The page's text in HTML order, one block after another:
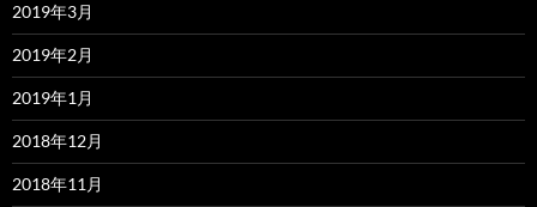
2019年3月
2019年2月
2019年1月
2018年12月
2018年11月